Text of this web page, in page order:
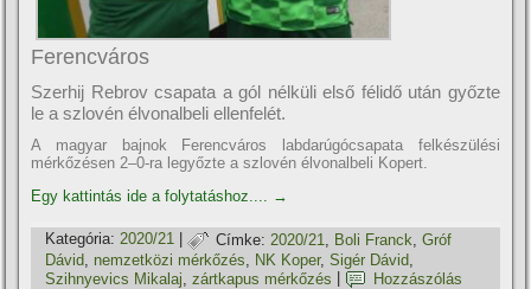
Ferencváros
Szerhij Rebrov csapata a gól nélküli első félidő után győzte
le a szlovén élvonalbeli ellenfelét.
A magyar bajnok Ferencváros labdarúgócsapata felkészülési
mérkőzésen 2–0-ra legyőzte a szlovén élvonalbeli Kopert.
Egy kattintás ide a folytatáshoz.... →
Kategória: 2020/21 | Címke: 2020/21 Boli Franck ,Gróf
Dávid, nemzetközi mérkőzés, NK Koper,Sigér Dávid,
Szihnyevics Mikalaj ,zártkapus mérkőzés
Hozzászólás